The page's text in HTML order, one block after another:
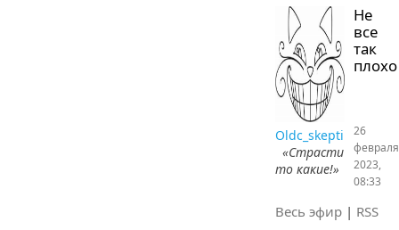
Не
все
так
плохо
Oldc_skepti
«Страсти
то какие!»
26
февраля
2023,
08:33
Весь эфир | RSS